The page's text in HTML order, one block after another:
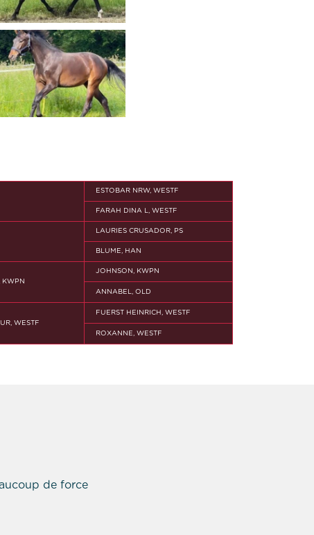
ESTOBAR NRW, WESTF
FARAH DINA L, WESTF
LAURIES CRUSADOR, PS
BLUME, HAN
KWPN
JOHNSON, KWPN
ANNABEL, OLD
WESTF
FUERST HEINRICH, WESTF
ROXANNE, WESTF
de force